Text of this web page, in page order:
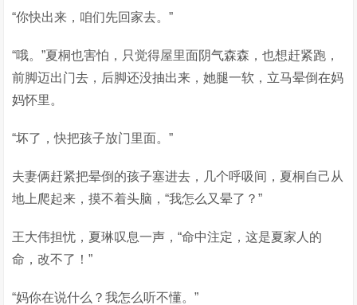
“你快出来，咱们先回家去。”
“哦。”夏桐也害怕，只觉得屋里面阴气森森，也想赶紧跑，
前脚迈出门去，后脚还没抽出来，她腿一软，立马晕倒在妈
妈怀里。
“坏了，快把孩子放门里面。”
夫妻俩赶紧把晕倒的孩子塞进去，几个呼吸间，夏桐自己从
地上爬起来，摸不着头脑，“我怎么又晕了？”
王大伟担忧，夏琳叹息一声，“命中注定，这是夏家人的
命，改不了！”
“妈你在说什么？我怎么听不懂。”